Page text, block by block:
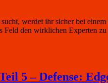
werdet ihr sicher bei
Feld den wirklichen Experten
5 – Defense: